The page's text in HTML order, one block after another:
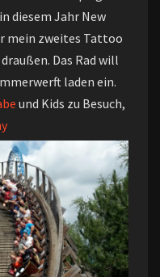
diesem Jahr New
mein zweites Tattoo
Das Rad will
laden ein.
und Kids zu Besuch,